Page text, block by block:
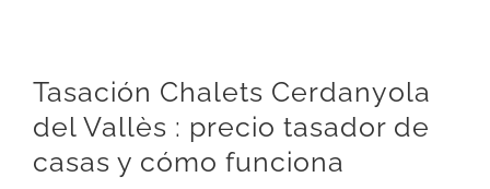
Tasación Chalets Cerdanyola
del Vallès : precio tasador de
casas y cómo funciona